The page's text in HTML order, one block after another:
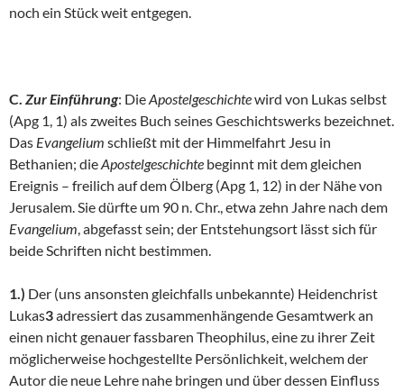
noch ein Stück weit entgegen.
C. Zur Einführung: DieApostelgeschichtewird von Lukas selbst
(Apg 1, 1) als zweites Buch seines Geschichtswerks bezeichnet.
Das Evangelium schließt mit der Himmelfahrt Jesu in
Bethanien; dieApostelgeschichte beginnt mit dem gleichen
Ereignis – freilich auf dem Ölberg (Apg 1, 12) in der Nähe von
Jerusalem. Sie dürfte um 90 n. Chr., etwa zehn Jahre nach dem
Evangelium, abgefasst sein; der Entstehungsort lässt sich für
beide Schriften nicht bestimmen.
1.) Der (uns ansonsten gleichfalls unbekannte) Heidenchrist
Lukas3adressiert das zusammenhängende Gesamtwerk an
einen nicht genauer fassbaren Theophilus, eine zu ihrer Zeit
möglicherweise hochgestellte Persönlichkeit, welchem der
Autor die neue Lehre nahe bringen und über dessen Einfluss